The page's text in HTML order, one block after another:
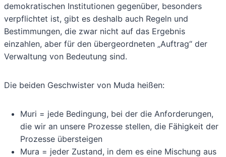
demokratischen Institutionen gegenüber, besonders
verpflichtet ist, gibt es deshalb auch Regeln und
Bestimmungen, die zwar nicht auf das Ergebnis
einzahlen, aber für den übergeordneten „Auftrag“ der
Verwaltung von Bedeutung sind.
Die beiden Geschwister von Muda heißen:
Muri = jede Bedingung, bei der die Anforderungen,
die wir an unsere Prozesse stellen, die Fähigkeit der
Prozesse übersteigen
Mura = jeder Zustand, in dem es eine Mischung aus